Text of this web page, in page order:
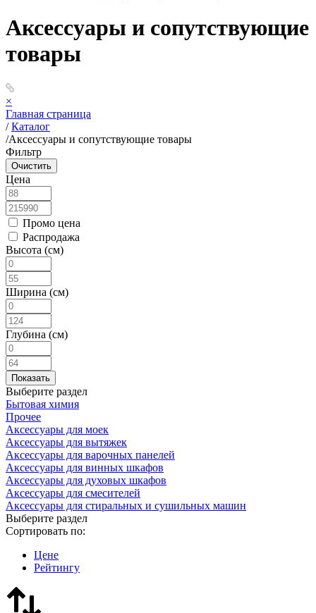
Аксессуары и сопутствующие
товары
×
Главная страница
/ Каталог
/Аксессуары и сопутствующие товары
Фильтр
Цена
Промо цена
Распродажа
Высота (см)
Ширина (см)
Глубина (см)
Выберите раздел
Бытовая химия
Прочее
Аксессуары для моек
Аксессуары для вытяжек
Аксессуары для варочных панелей
Аксессуары для винных шкафов
Аксессуары для духовых шкафов
Аксессуары для смесителей
Аксессуары для стиральных и сушильных машин
Выберите раздел
Сортировать по:
Цене
Рейтингу